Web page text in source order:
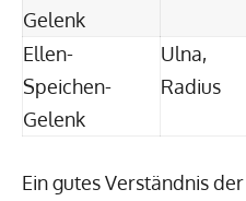
Gelenk
Ellen-
Speichen-
Gelenk
Ulna,
Radius
Ein gutes Verständnis der